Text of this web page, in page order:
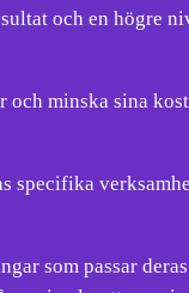
och en högre
och minska sina
specifika
som passar